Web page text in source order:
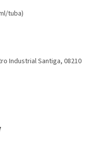
tuba)
Industrial Santiga, 08210